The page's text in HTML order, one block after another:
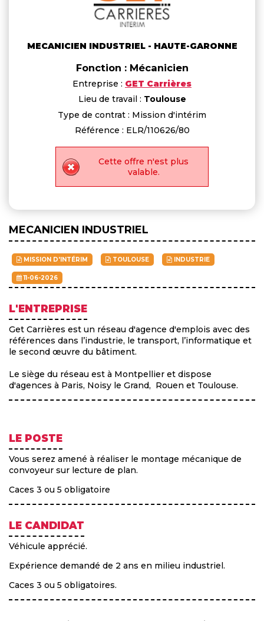
MECANICIEN INDUSTRIEL - HAUTE-GARONNE
Fonction : Mécanicien
Entreprise : GET Carrières
Lieu de travail : Toulouse
Type de contrat : Mission d'intérim
Référence : ELR/110626/80
Cette offre n'est plus
valable.
MECANICIEN INDUSTRIEL
MISSION D'INTÉRIM TOULOUSE INDUSTRIE
11-06-2026
L'ENTREPRISE
Get Carrières est un réseau d'agence d'emplois avec des
références dans l’industrie, le transport, l’informatique et
le second œuvre du bâtiment.
Le siège du réseau est à Montpellier et dispose
d'agences à Paris, Noisy le Grand, Rouen et Toulouse.
LE POSTE
Vous serez amené à réaliser le montage mécanique de
convoyeur sur lecture de plan.
Caces 3 ou 5 obligatoire
LE CANDIDAT
Véhicule apprécié.
Expérience demandé de 2 ans en milieu industriel.
Caces 3 ou 5 obligatoires.